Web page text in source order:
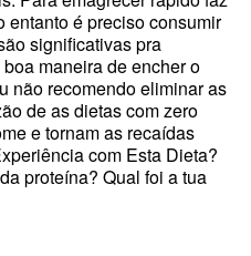
entanto é preciso consumir
significativas pra
maneira de encher o
não recomendo eliminar as
de as dietas com zero
e tornam as recaídas
com Esta Dieta?
proteína? Qual foi a tua